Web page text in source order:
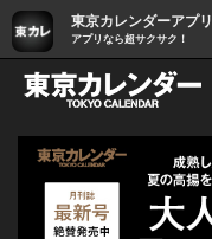
東京カレンダーアプリ
アプリなら超サクサク！